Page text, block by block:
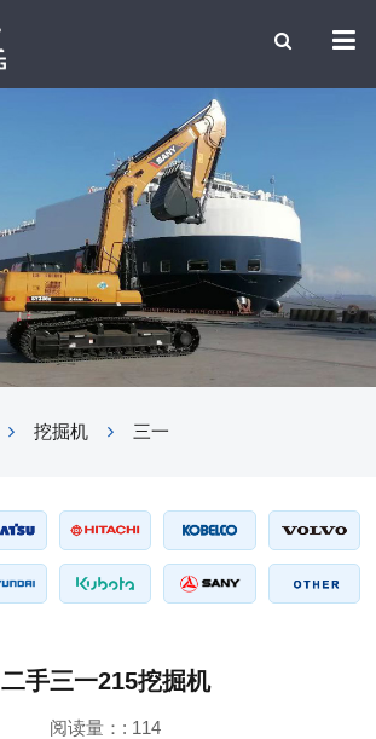
挖掘机 三一
二手三一215挖掘机
阅读量：: 114